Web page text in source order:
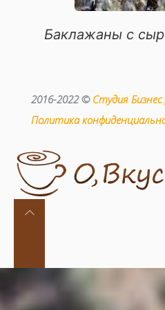
Баклажаны с
2016-2022 © Студия
Политика